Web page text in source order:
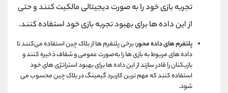
تجربه بازی خود را به صورت دیجیتالی مالکیت کنند و حتی
از این داده ‌ها برای بهبود تجربه بازی خود استفاده کنند.
پلتفرم ‌های داده ‌محور:برخی پلتفرم ‌ها از بلاک چین استفاده می‌کنند تا
داده‌ های مربوط به بازی ‌ها را به‌صورت عمومی و شفاف ذخیره کنند و
بازیکنان را قادر سازند از این داده ‌ها برای بهبود استراتژی ‌های خود
استفاده کنند که مهم ترین کاربرد گیمینگ در بلاک چین محسوب می
شود.